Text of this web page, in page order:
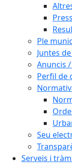
Ple
Juntes
Anuncis
Perfil de
Seu
Serveis i